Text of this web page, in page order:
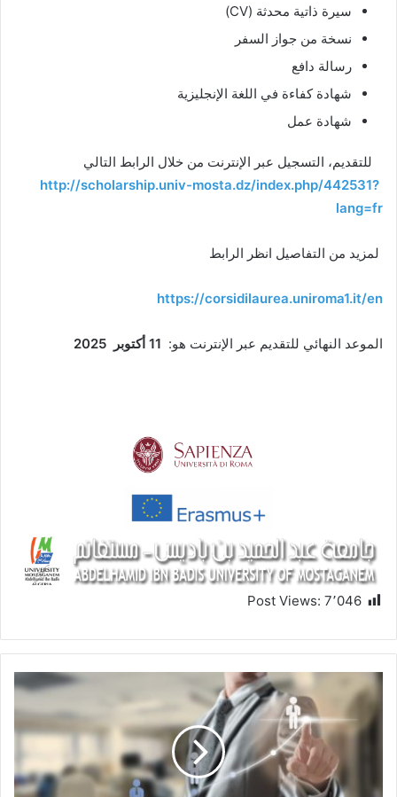
سيرة ذاتية محدثة (CV)
نسخة من جواز السفر
رسالة دافع
شهادة كفاءة في اللغة الإنجليزية
شهادة عمل
للتقديم، التسجيل عبر الإنترنت من خلال الرابط التالي
http://scholarship.univ-mosta.dz/index.php/442531?
lang=fr
لمزيد من التفاصيل انظر الرابط
https://corsidilaurea.uniroma1.it/en
الموعد النهائي للتقديم عبر الإنترنت هو: 11 أكتوبر 2025
Post Views: 7٬046